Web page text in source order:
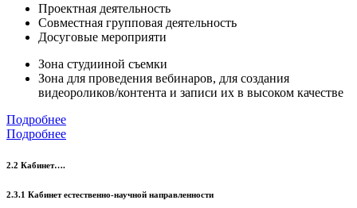
Проектная деятельность
Совместная групповая деятельность
Досуговые мероприяти
Зона студииной съемки
Зона для проведения вебинаров, для создания
видеороликов/контента и записи их в высоком качестве
Подробнее
Подробнее
2.2 Кабинет….
2.3.1 Кабинет естественно-научной направленности